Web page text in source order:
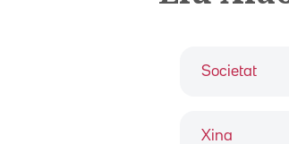
Societat
Xina